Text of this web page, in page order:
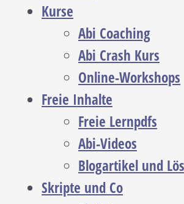
Kurse
Abi Coaching
Abi Crash Kurs
Online-Workshops
Freie Inhalte
Freie Lernpdfs
Abi-Videos
Blogartikel und
Skripte und Co